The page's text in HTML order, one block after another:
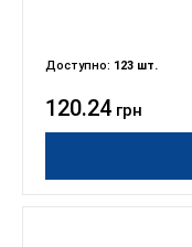
120.24 грн
Доступно: 123 шт.